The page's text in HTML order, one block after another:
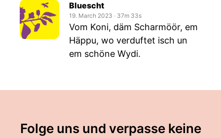
Bluescht
19. March 2023 ‧ 37m 33s
Vom Koni, däm Scharmöör, em
Häppu, wo verduftet isch un
em schöne Wydi.
Folge uns und verpasse keine